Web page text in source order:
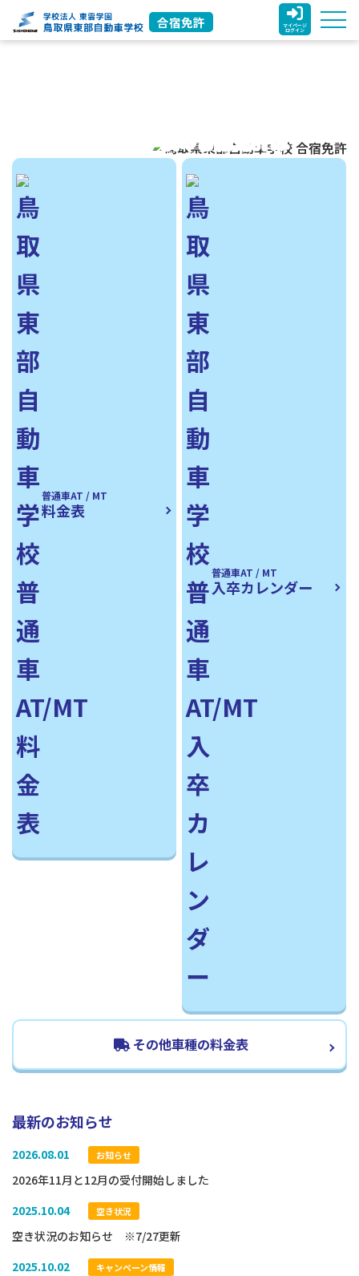
合宿免許 マイページ
ログイン
鳥取東部自動車学校の合宿免許は
鳥取駅周辺の立地抜群なホテルに
滞在、便利で快適です！
普通車AT / MT
料金表
普通車AT / MT
入卒カレンダー
その他車種の料金表
最新のお知らせ
2026.08.01 お知らせ
2026年11月と12月の受付開始しました
2025.10.04
空き状況
空き状況のお知らせ ※7/27更新
2025.10.02
キャンペーン情報